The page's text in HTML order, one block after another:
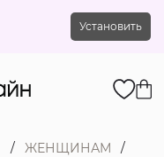
Установить
ЖЕНЩИНАМ